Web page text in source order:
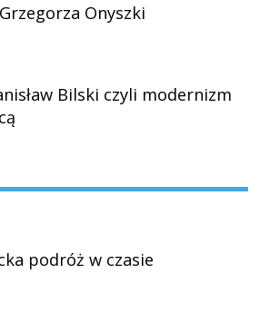
Onyszki
Bilski czyli modernizm
podróż w czasie